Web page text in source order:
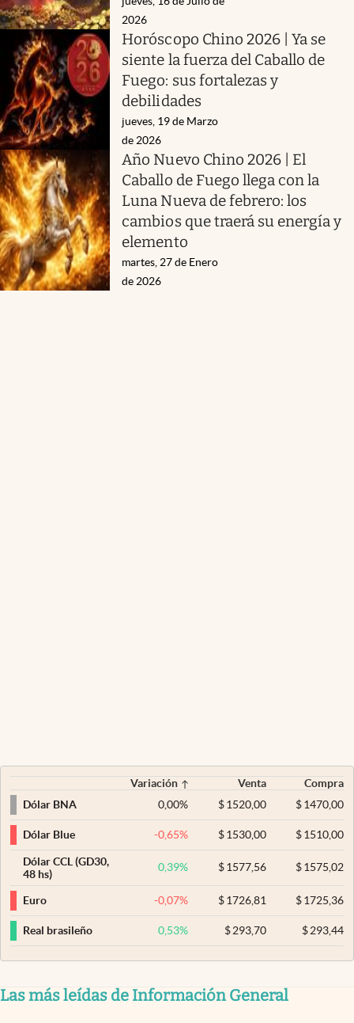
2026
Horóscopo Chino 2026 | Ya se
siente la fuerza del Caballo de
Fuego: sus fortalezas y
debilidades
jueves, 19 de Marzo
de 2026
Año Nuevo Chino 2026 | El
Caballo de Fuego llega con la
Luna Nueva de febrero: los
cambios que traerá su energía y
elemento
martes, 27 de Enero
de 2026
Variación Venta
Compra
Dólar BNA
0,00% $ 1520,00 $1470,00
Dólar Blue -0,65% $ 1530,00 $1510,00
Dólar CCL (GD30,
48 hs)
0,39% $ 1577,56 $1575,02
Euro -0,07% $ 1726,81 $1725,36
Real brasileño 0,53% $ 293,70 $293,44
Las más leídas de Información General